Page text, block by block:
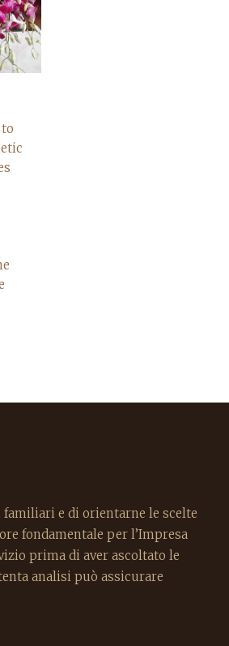
e di orientarne le scelte
fondamentale per l’Impresa
prima di aver ascoltato le
analisi può assicurare